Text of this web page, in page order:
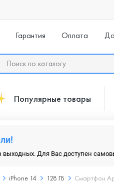
Гарантия Оплата
Популярные товары
выходных. Для Вас доступен
iPhone 14 128 ГБ Смартфон